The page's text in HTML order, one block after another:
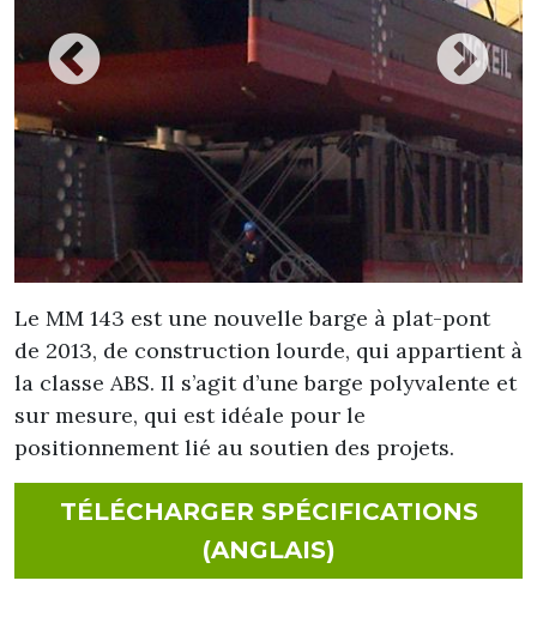
Le MM 143 est une nouvelle barge à plat-pont
de 2013, de construction lourde, qui appartient à
la classe ABS. Il s’agit d’une barge polyvalente et
sur mesure, qui est idéale pour le
positionnement lié au soutien des projets.
TÉLÉCHARGER SPÉCIFICATIONS
(ANGLAIS)FOR MM 143